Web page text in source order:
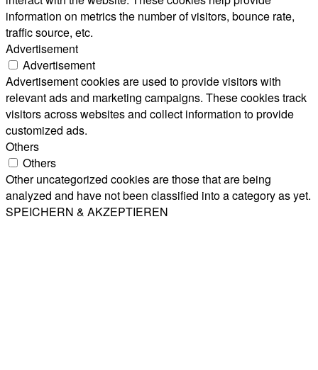
information on metrics the number of visitors, bounce rate,
traffic source, etc.
Advertisement
Advertisement
Advertisement cookies are used to provide visitors with
relevant ads and marketing campaigns. These cookies track
visitors across websites and collect information to provide
customized ads.
Others
Others
Other uncategorized cookies are those that are being
analyzed and have not been classified into a category as yet.
SPEICHERN & AKZEPTIEREN